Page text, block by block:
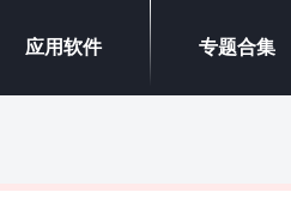
应用软件 专题合集